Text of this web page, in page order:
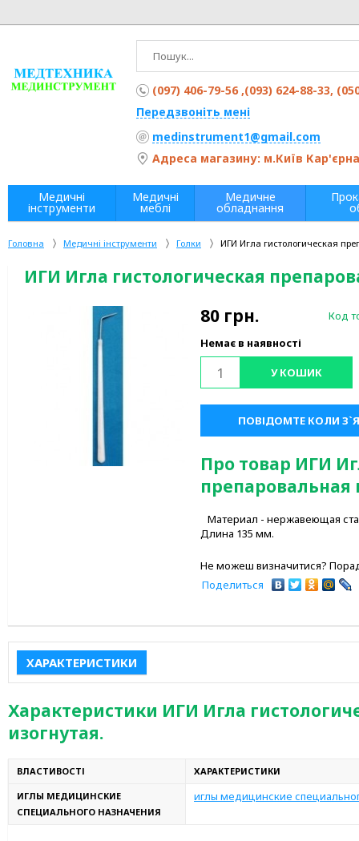
Головна Медичні інструменти Голки ИГИ Игла гистологическая
ИГИ Игла гистологическая
80 грн.
Код
Немає в наявності
У КОШИК
ПОВІДОМТЕ КОЛИ
Про товар ИГИ
препаровальная
Материал - нержавеющая
Длина 135 мм.
Не можеш визначитися?
Поделиться
ХАРАКТЕРИСТИКИ
Характеристики ИГИ Игла
изогнутая.
ВЛАСТИВОСТІ ХАРАКТЕРИСТИКИ
ИГЛЫ МЕДИЦИНСКИЕ
СПЕЦИАЛЬНОГО НАЗНАЧЕНИЯ
иглы медицинские
(097) 406-79-56 ,(093) 624-88-33,
Передзвоніть мені
medinstrument1@gmail.com
Адреса магазину: м.Київ
Медичні
інструменти
Медичні
меблі
Медичне
обладнання